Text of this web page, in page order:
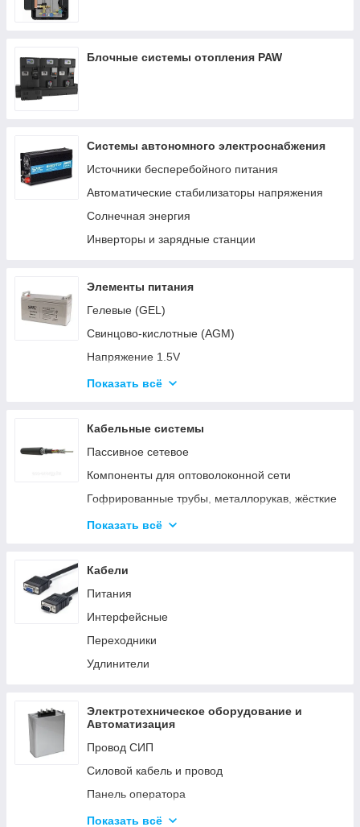
Блочные системы отопления PAW
Системы автономного электроснабжения
Источники бесперебойного питания
Автоматические стабилизаторы напряжения
Солнечная энергия
Инверторы и зарядные станции
Элементы питания
Гелевые (GEL)
Свинцово-кислотные (AGM)
Напряжение 1.5V
Напряжение 3V
Напряжение 6V-9V
Напряжение 12V
Аксессуары для элементов питания
Показать всё
Кабельные системы
Пассивное сетевое
Компоненты для оптоволоконной сети
Гофрированные трубы, металлорукав, жёсткие
Показать всё
Кабели
Питания
Интерфейсные
Переходники
Удлинители
Электротехническое оборудование и
Автоматизация
Провод СИП
Силовой кабель и провод
Панель оператора
Системы молниезащиты и заземления
Показать всё